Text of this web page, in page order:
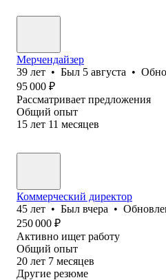
Мерчендайзер
39 лет • Был 5 августа •
95 000 ₽
Рассматривает предложения
Общий опыт
15 лет 11 месяцев
Коммерческий директор
45 лет • Был вчера •
250 000 ₽
Активно ищет работу
Общий опыт
20 лет 7 месяцев
Другие резюме